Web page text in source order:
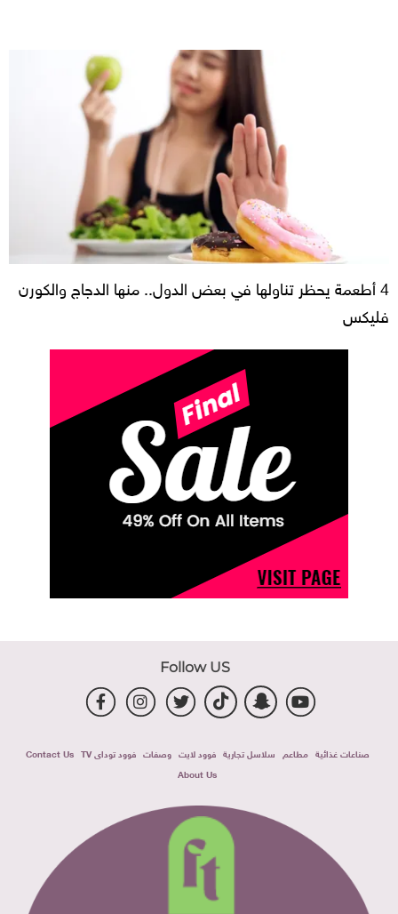
4 أطعمة يحظر تناولها في بعض الدول.. منها الدجاج والكورن
فليكس
Follow US
صناعات غذائية مطاعم سلاسل تجارية فوود لايت وصفات فوود توداى TV
Contact Us
About Us